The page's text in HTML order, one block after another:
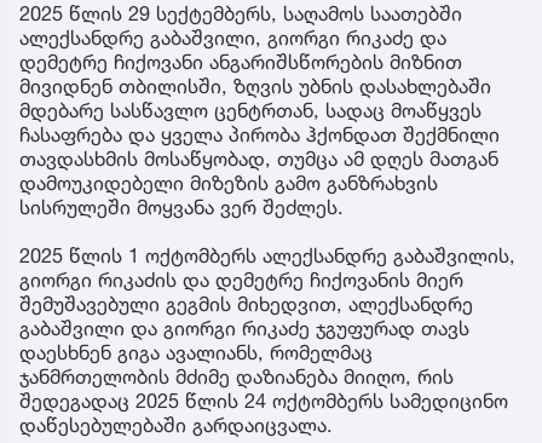
2025 წლის 29 სექტემბერს, საღამოს საათებში
ალექსანდრე გაბაშვილი, გიორგი რიკაძე და
დემეტრე ჩიქოვანი ანგარიშსწორების მიზნით
მივიდნენ თბილისში, ზღვის უბნის დასახლებაში
მდებარე სასწავლო ცენტრთან, სადაც მოაწყვეს
ჩასაფრება და ყველა პირობა ჰქონდათ შექმნილი
თავდასხმის მოსაწყობად, თუმცა ამ დღეს მათგან
დამოუკიდებელი მიზეზის გამო განზრახვის
სისრულეში მოყვანა ვერ შეძლეს.
2025 წლის 1 ოქტომბერს ალექსანდრე გაბაშვილის,
გიორგი რიკაძის და დემეტრე ჩიქოვანის მიერ
შემუშავებული გეგმის მიხედვით, ალექსანდრე
გაბაშვილი და გიორგი რიკაძე ჯგუფურად თავს
დაესხნენ გიგა ავალიანს, რომელმაც
ჯანმრთელობის მძიმე დაზიანება მიიღო, რის
შედეგადაც 2025 წლის 24 ოქტომბერს სამედიცინო
დაწესებულებაში გარდაიცვალა.